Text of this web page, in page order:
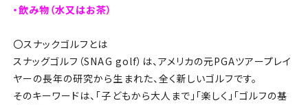
・飲み物（水又はお茶）
〇スナックゴルフとは
スナッグゴルフ（SNAG golf）は、アメリカの元PGAツアープレイ
ヤーの長年の研究から生まれた、全く新しいゴルフです。
そのキーワードは、「子どもから大人まで」「楽しく」「ゴルフの基